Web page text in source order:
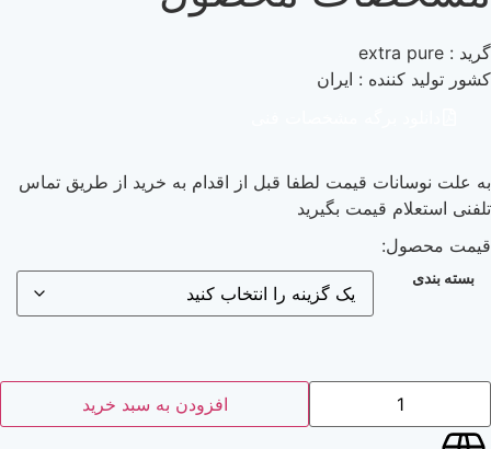
: ایران
قیمت لطفا قبل از اقدام به خرید از طریق تماس
قیمت بگیرید
افزودن به سبد خرید